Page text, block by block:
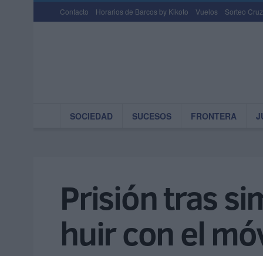
Contacto Horarios de Barcos by Kikoto Vuelos Sorteo
SOCIEDAD SUCESOS FRONTERA
Prisión tras
huir con el